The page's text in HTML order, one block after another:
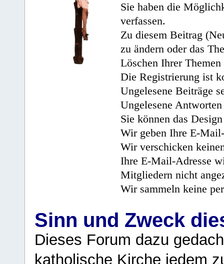
Sie haben die
verfassen.
Zu diesem Beitrag
zu ändern oder das
Löschen Ihrer
Die Registrierung ist
Ungelesene Beiträge
Ungelesene
Sie können das
Wir geben Ihre E-
Wir verschicken
Ihre E-Mail-Adresse
Mitgliedern nicht
Wir sammeln keine
Sinn und Zweck
Dieses Forum dazu
katholische Kirche jedem